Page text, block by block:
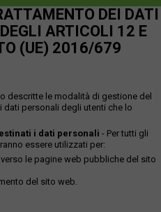
DEI DATI
ARTICOLI 12 E
(UE) 2016/679
descritte le modalità di gestione del
personali degli utenti che lo
i dati personali - Per tutti gli
essere utilizzati per:
le pagine web pubbliche del sito
del sito web.